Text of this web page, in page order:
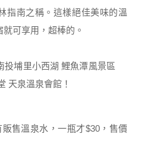
指南之稱。這樣絕佳美味的溫
可享用，超棒的。
售溫泉水，一瓶才$30，售價